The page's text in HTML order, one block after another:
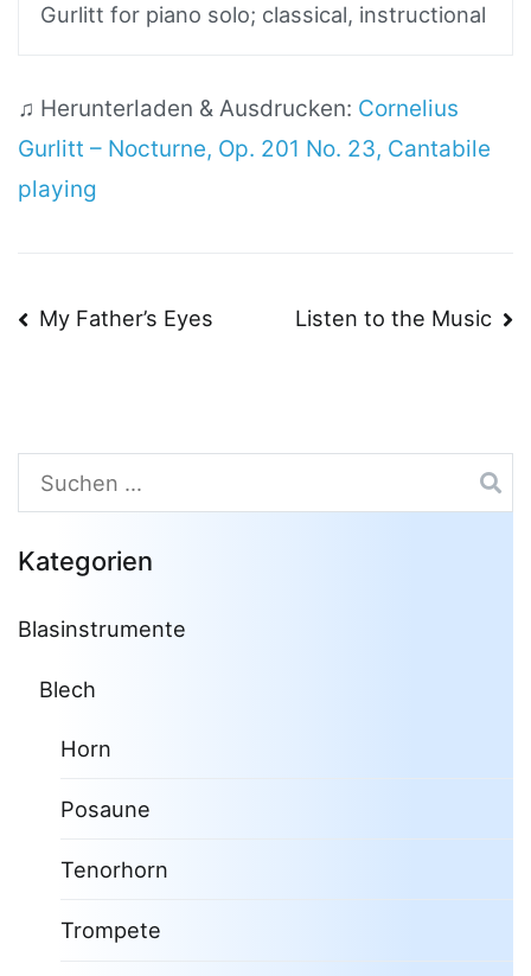
Gurlitt for piano solo; classical, instructional
♫ Herunterladen & Ausdrucken: Cornelius
Gurlitt – Nocturne, Op. 201 No. 23, Cantabile
playing
Beitragsnavigation
My Father’s Eyes Listen to the Music
Suchen
nach:
Kategorien
Blasinstrumente
Blech
Horn
Posaune
Tenorhorn
Trompete